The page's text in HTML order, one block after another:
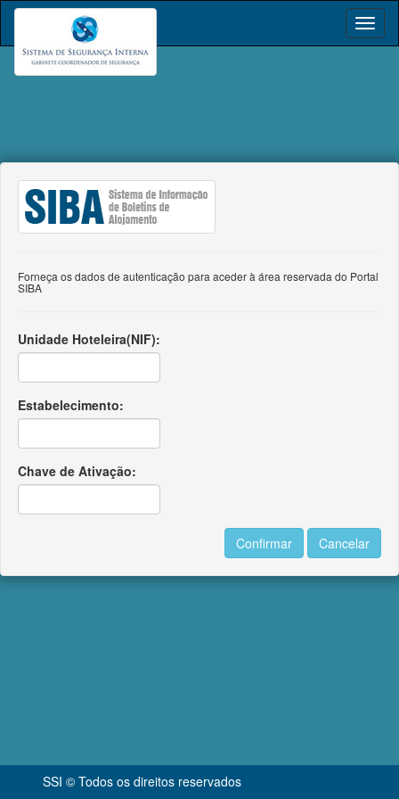
Forneça os dados de autenticação para aceder à área reservada do Portal
SIBA
Unidade Hoteleira(NIF):
Estabelecimento:
Chave de Ativação:
SSI © Todos os direitos reservados